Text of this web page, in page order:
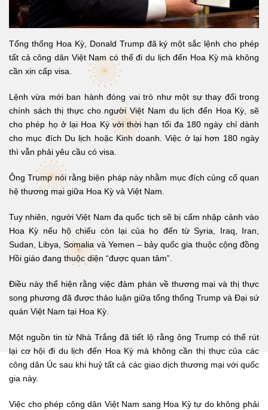
Tổng thống Hoa Kỳ, Donald Trump đã ký một sắc lệnh cho phép
tất cả công dân Việt Nam có thể đi du lịch đến Hoa Kỳ mà không
cần xin cấp visa.
Lệnh vừa mới ban hành đóng vai trò như một sự thay đổi trong
chính sách thị thực cho người Việt Nam du lịch đến Hoa Kỳ, sẽ
cho phép họ ở lại Hoa Kỳ với thời hạn tối đa 180 ngày chỉ dành
cho mục đích Du lịch hoặc Kinh doanh. Việc ở lại hơn 180 ngày
thì vẫn phải yêu cầu có visa.
Ông Trump nói rằng biện pháp này nhằm mục đích củng cố quan
hệ thương mại giữa Hoa Kỳ và Việt Nam.
Tuy nhiên, người Việt Nam đa quốc tịch sẽ bị cấm nhập cảnh vào
Hoa Kỳ nếu hộ chiếu còn lại của họ đến từ Syria, Iraq, Iran,
Sudan, Libya, Somalia và Yemen – bảy quốc gia thuộc cộng đồng
Hồi giáo đang thuộc diện “được quan tâm”.
Điều này thể hiện rằng việc đàm phán về thương mại và thị thực
song phương đã được thảo luận giữa tổng thống Trump và Đại sứ
quán Việt Nam tại Hoa Kỳ.
Một nguồn tin từ Nhà Trắng đã tiết lộ rằng ông Trump có thể rút
lại cơ hội đi du lịch đến Hoa Kỳ mà không cần thị thực của các
công dân Úc sau khi huỷ tất cả các giao dịch thương mại với quốc
gia này.
Việc cho phép công dân Việt Nam sang Hoa Kỳ tự do không phải